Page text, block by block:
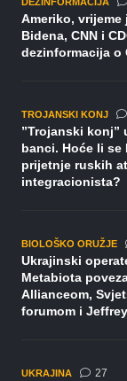
Ameriko, vrijeme
Bidena, CNN i
dezinformacija o
TROJANSKI KONJ
”Trojanski konj”
banci. Hoće li
prijetnje ruskih
integracionista?
BIOLOŠKO ORUŽJE
Ukrajinski
Metabiota
Allianceom,
forumom i
UKRAJINA 27